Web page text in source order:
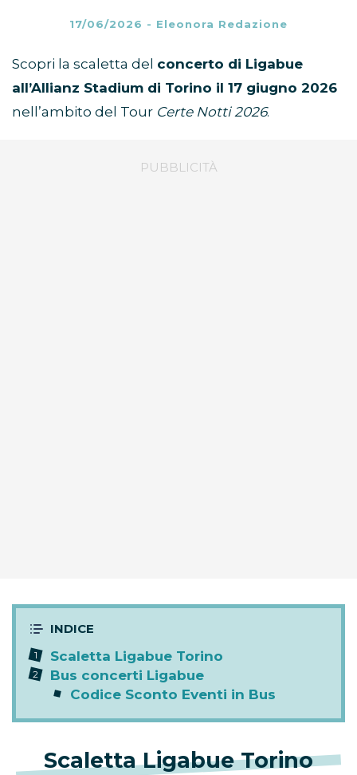
17/06/2026 - Eleonora Redazione
Scopri la scaletta del concerto di Ligabue
all’Allianz Stadium di Torino il 17 giugno 2026
nell’ambito del Tour Certe Notti 2026.
Scaletta Ligabue Torino
Bus concerti Ligabue
Codice Sconto Eventi in Bus
Scaletta Ligabue Torino